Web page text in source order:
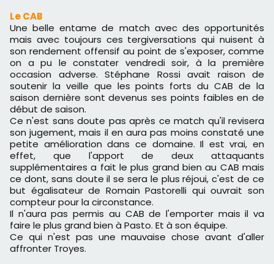
Le CAB
Une belle entame de match avec des opportunités
mais avec toujours ces tergiversations qui nuisent à
son rendement offensif au point de s'exposer, comme
on a pu le constater vendredi soir, à la première
occasion adverse. Stéphane Rossi avait raison de
soutenir la veille que les points forts du CAB de la
saison dernière sont devenus ses points faibles en de
début de saison.
Ce n'est sans doute pas après ce match qu'il revisera
son jugement, mais il en aura pas moins constaté une
petite amélioration dans ce domaine. Il est vrai, en
effet, que l'apport de deux attaquants
supplémentaires a fait le plus grand bien au CAB mais
ce dont, sans doute il se sera le plus réjoui, c'est de ce
but égalisateur de Romain Pastorelli qui ouvrait son
compteur pour la circonstance.
Il n'aura pas permis au CAB de l'emporter mais il va
faire le plus grand bien à Pasto. Et à son équipe.
Ce qui n'est pas une mauvaise chose avant d'aller
affronter Troyes.